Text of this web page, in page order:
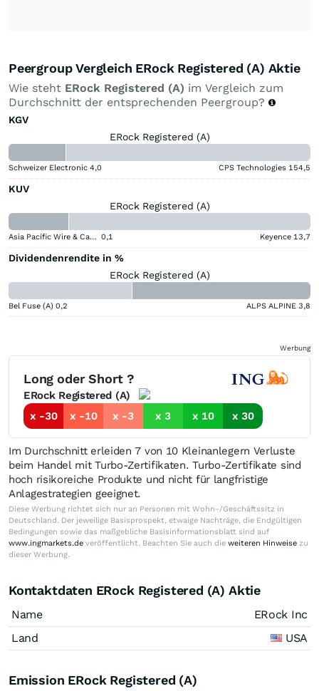
Peergroup Vergleich ERock Registered (A) Aktie
Wie steht ERock Registered (A) im Vergleich zum
Durchschnitt der entsprechenden Peergroup?
KGV
ERock Registered (A)
Schweizer Electronic 4,0 CPS Technologies 154,5
KUV
ERock Registered (A)
Asia Pacific Wire & Cable 0,1 Keyence 13,7
Dividendenrendite in %
ERock Registered (A)
Bel Fuse (A) 0,2 ALPS ALPINE 3,8
Werbung
Long oder Short ?
ERock Registered (A)
x -30
x -10 x -3 x 3 x 10 x 30
Im Durchschnitt erleiden 7 von 10 Kleinanlegern Verluste
beim Handel mit Turbo-Zertifikaten. Turbo-Zertifikate sind
hoch risikoreiche Produkte und nicht für langfristige
Anlagestrategien geeignet.
Diese Werbung richtet sich nur an Personen mit Wohn-/Geschäftssitz in
Deutschland. Der jeweilige Basisprospekt, etwaige Nachträge, die Endgültigen
Bedingungen sowie das maßgebliche Basisinformationsblatt sind auf
www.ingmarkets.de veröffentlicht. Beachten Sie auch die weiteren Hinweise zu
dieser Werbung.
Kontaktdaten ERock Registered (A) Aktie
Name
ERock Inc
Land
USA
Emission ERock Registered (A)